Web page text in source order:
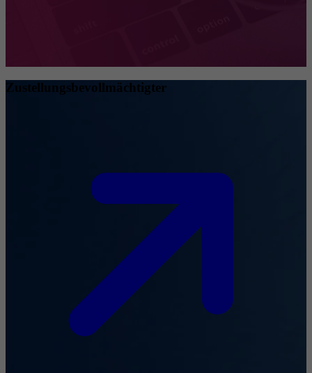
Zustellungsbevollmächtigter